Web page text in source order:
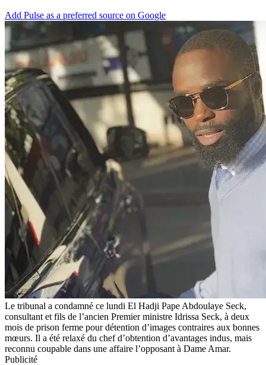
Add Pulse as a preferred source on Google
Le tribunal a condamné ce lundi El Hadji Pape Abdoulaye Seck,
consultant et fils de l’ancien Premier ministre Idrissa Seck, à deux
mois de prison ferme pour détention d’images contraires aux bonnes
mœurs. Il a été relaxé du chef d’obtention d’avantages indus, mais
reconnu coupable dans une affaire l’opposant à Dame Amar.
Publicité